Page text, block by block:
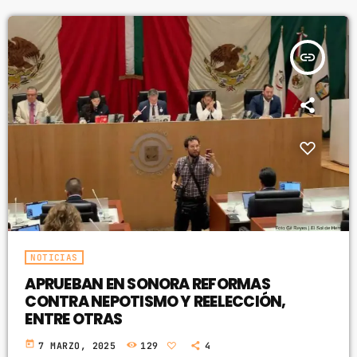
insert_link
NOTICIAS
APRUEBAN EN SONORA REFORMAS
CONTRA NEPOTISMO Y REELECCIÓN,
ENTRE OTRAS
today 7 MARZO, 2025 129 4